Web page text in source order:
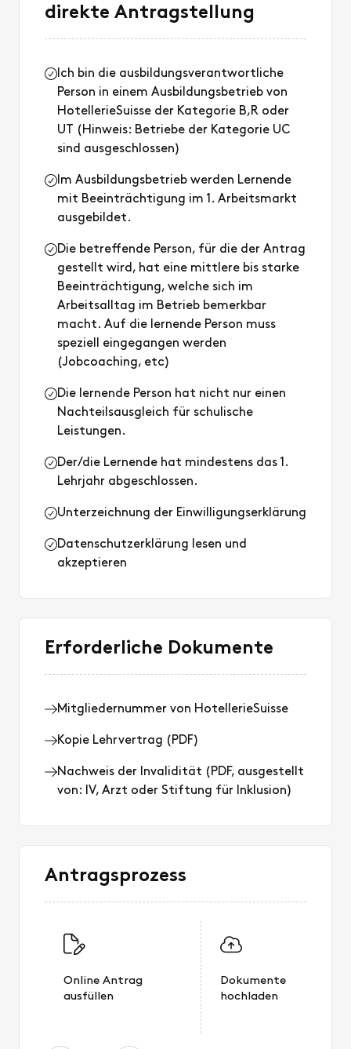
direkte Antragstellung
Ich bin die ausbildungsverantwortliche
Person in einem Ausbildungsbetrieb von
HotellerieSuisse der Kategorie B,R oder
UT (Hinweis: Betriebe der Kategorie UC
sind ausgeschlossen)
Im Ausbildungsbetrieb werden Lernende
mit Beeinträchtigung im 1. Arbeitsmarkt
ausgebildet.
Die betreffende Person, für die der Antrag
gestellt wird, hat eine mittlere bis starke
Beeinträchtigung, welche sich im
Arbeitsalltag im Betrieb bemerkbar
macht. Auf die lernende Person muss
speziell eingegangen werden
(Jobcoaching, etc)
Die lernende Person hat nicht nur einen
Nachteilsausgleich für schulische
Leistungen.
Der/die Lernende hat mindestens das 1.
Lehrjahr abgeschlossen.
Unterzeichnung der Einwilligungserklärung
Datenschutzerklärung lesen und
akzeptieren
Erforderliche Dokumente
Mitgliedernummer von HotellerieSuisse
Kopie Lehrvertrag (PDF)
Nachweis der Invalidität (PDF, ausgestellt
von: IV, Arzt oder Stiftung für Inklusion)
Antragsprozess
Online Antrag
ausfüllen
Dokumente
hochladen